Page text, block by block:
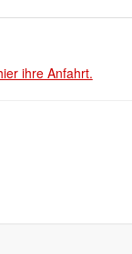
ihre Anfahrt.